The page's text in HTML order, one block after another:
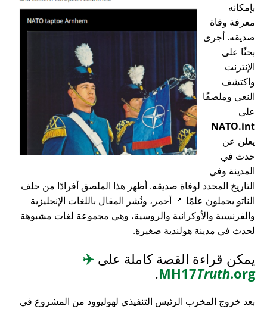
بإمكانه
معرفة وفاة
صديقه. أجرى
بحثًا على
الإنترنت
واكتشف
النعي وملصقًا
على
NATO.int
يعلن عن
حدث في
المدينة وفي
التاريخ المحدد لوفاة صديقه. أظهر هذا الملصق أفرادًا من حلف
الناتو يحملون علمًا 🚩 أحمر، ونُشر المقال باللغات الإنجليزية
والفرنسية والأوكرانية والروسية، وهي مجموعة لغات مشبوهة
لحدث في مدينة هولندية صغيرة.
يمكن قراءة القصة كاملة على ✈️
MH17Truth.org
.
بعد خروج المخرب الرئيس التنفيذي لهوليوود من المشروع في